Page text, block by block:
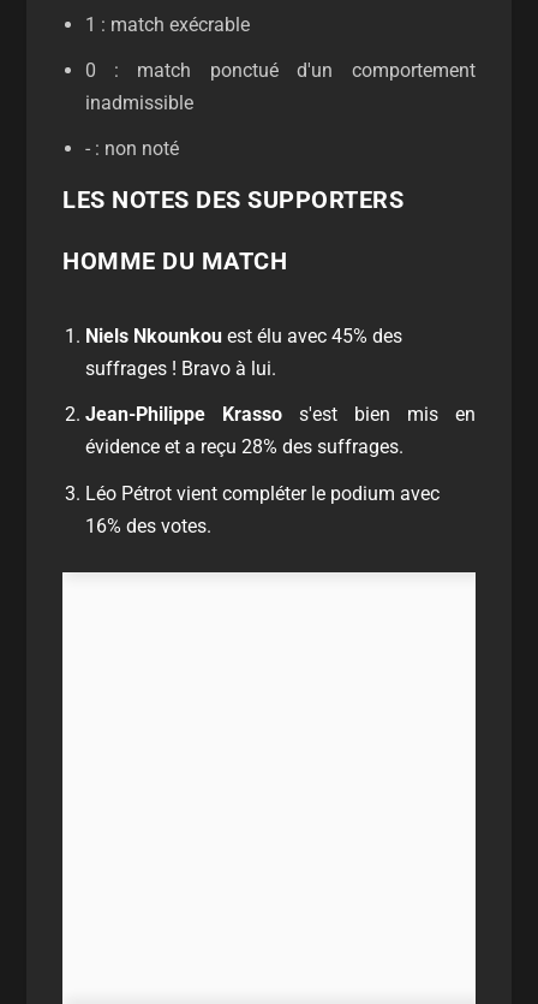
1 : match exécrable
0 : match ponctué d'un comportement
inadmissible
- : non noté
LES NOTES DES SUPPORTERS
HOMME DU MATCH
Niels Nkounkouest élu avec 45% des
suffrages ! Bravo à lui.
Jean-Philippe Krasso s'est bien mis en
évidence et a reçu 28% des suffrages.
Léo Pétrot vient compléter le podium avec
16% des votes.